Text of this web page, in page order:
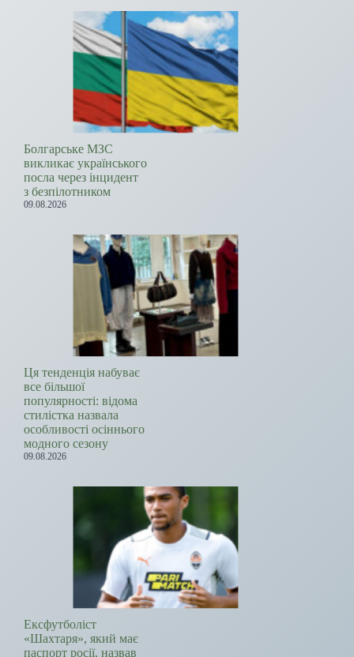
Болгарське МЗС
викликає українського
посла через інцидент
з безпілотником
09.08.2026
Ця тенденція набуває
все більшої
популярності: відома
стилістка назвала
особливості осіннього
модного сезону
09.08.2026
Ексфутболіст
«Шахтаря», який має
паспорт росії, назвав